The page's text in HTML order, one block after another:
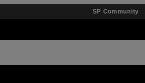
SP Community